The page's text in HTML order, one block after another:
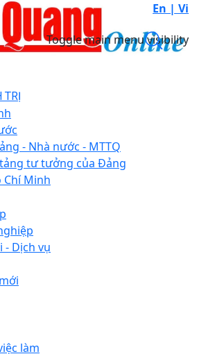
En | Vi
Toggle main menu visibility
TRỊ
- Nhà nước - MTTQ
tư tưởng của Đảng
Minh
- Dịch vụ
làm